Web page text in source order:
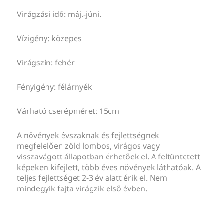
Virágzási idő: máj.-júni.
Vízigény: közepes
Virágszín: fehér
Fényigény: félárnyék
Várható cserépméret: 15cm
A növények évszaknak és fejlettségnek
megfelelően zöld lombos, virágos vagy
visszavágott állapotban érhetőek el. A feltüntetett
képeken kifejlett, több éves növények láthatóak. A
teljes fejlettséget 2-3 év alatt érik el. Nem
mindegyik fajta virágzik első évben.